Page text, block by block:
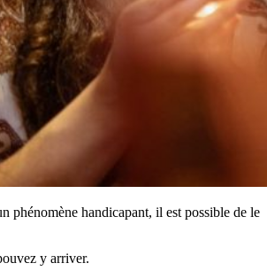
phénomène handicapant, il est possible de le
y arriver.